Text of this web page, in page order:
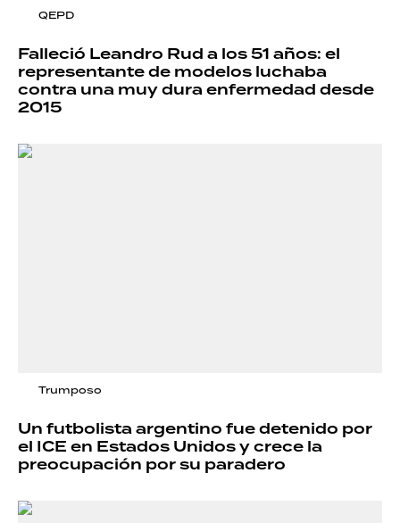
QEPD
Falleció Leandro Rud a los 51 años: el
representante de modelos luchaba
contra una muy dura enfermedad desde
2015
Trumposo
Un futbolista argentino fue detenido por
el ICE en Estados Unidos y crece la
preocupación por su paradero